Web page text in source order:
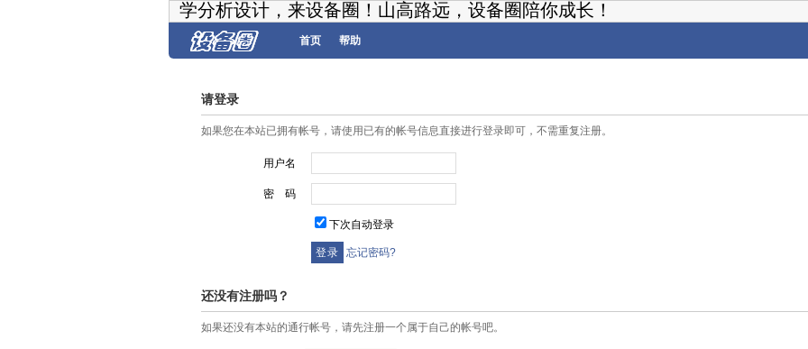
学分析设计，来设备圈！山高路远，设备圈陪你成长！
首页 帮助
请登录
如果您在本站已拥有帐号，请使用已有的帐号信息直接进行登录即可，不需重复注册。
用户名
密 码
下次自动登录
忘记密码?
还没有注册吗？
如果还没有本站的通行帐号，请先注册一个属于自己的帐号吧。